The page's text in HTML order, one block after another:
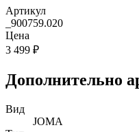
Артикул
_900759.020
Цена
3 499 ₽
Дополнительно
Вид
JOMA